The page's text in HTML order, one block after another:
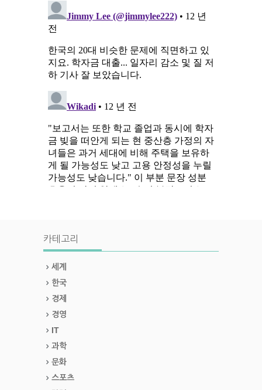
카테고리
세계
한국
경제
경영
IT
과학
문화
스포츠